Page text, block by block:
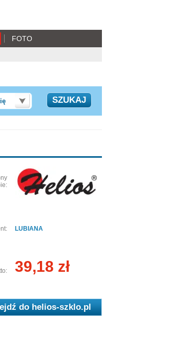
FOTO
LUBIANA
39,18 zł
dohelios-szklo.pl